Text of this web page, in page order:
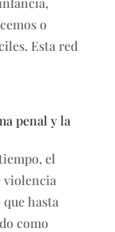
o
Esta red
penal y la
el
violencia
hasta
como